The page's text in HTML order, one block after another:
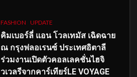
FASHION UPDATE
คิมเบอร์ลี่ แอน โวลเทมัส เฉิดฉาย
ณ กรุงฟลอเรนซ์ ประเทศอิตาลี
ร่วมงานเปิดตัวคอลเลคชั่นไฮจิ
วเวลรีจากคาร์เทียร์LE VOYAGE